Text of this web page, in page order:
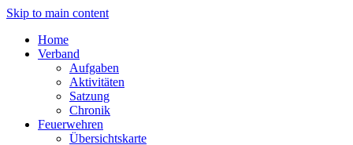
Skip to main content
Home
Verband
Aufgaben
Aktivitäten
Satzung
Chronik
Feuerwehren
Übersichtskarte